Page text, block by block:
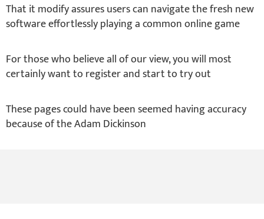
That it modify assures users can navigate the fresh new
software effortlessly playing a common online game
For those who believe all of our view, you will most
certainly want to register and start to try out
These pages could have been seemed having accuracy
because of the Adam Dickinson